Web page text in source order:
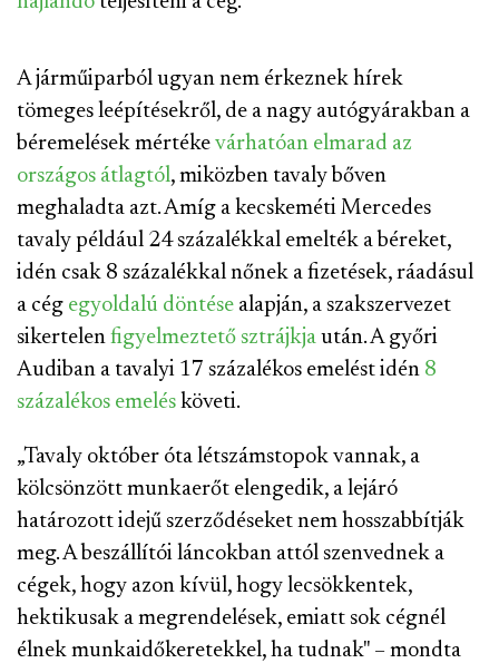
A járműiparból ugyan nem érkeznek hírek
tömeges leépítésekről, de a nagy autógyárakban a
béremelések mértéke várhatóan elmarad az
országos átlagtól, miközben tavaly bőven
meghaladta azt. Amíg a kecskeméti Mercedes
tavaly például 24 százalékkal emelték a béreket,
idén csak 8 százalékkal nőnek a fizetések, ráadásul
a cég egyoldalú döntése alapján, a szakszervezet
sikertelen figyelmeztető sztrájkja után. A győri
Audiban a tavalyi 17 százalékos emelést idén 8
százalékos emelés követi.
„Tavaly október óta létszámstopok vannak, a
kölcsönzött munkaerőt elengedik, a lejáró
határozott idejű szerződéseket nem hosszabbítják
meg. A beszállítói láncokban attól szenvednek a
cégek, hogy azon kívül, hogy lecsökkentek,
hektikusak a megrendelések, emiatt sok cégnél
élnek munkaidőkeretekkel, ha tudnak" – mondta